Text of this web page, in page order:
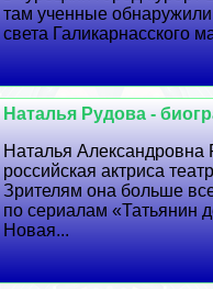
там ученные
света Галикарнасского
Наталья Рудова -
Наталья Александровна
российская актриса
Зрителям она больше
по сериалам «Татьянин
Новая...